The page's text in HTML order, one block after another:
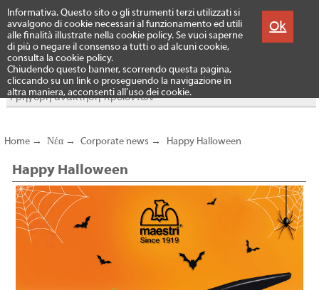
Informativa. Questo sito o gli strumenti terzi utilizzati si
avvalgono di cookie necessari al funzionamento ed utili
alle finalità illustrate nella cookie policy. Se vuoi saperne
di più o negare il consenso a tutti o ad alcuni cookie,
consulta la cookie policy.
Chiudendo questo banner, scorrendo questa pagina,
cliccando su un link o proseguendo la navigazione in
altra maniera, acconsenti all’uso dei cookie.
Ok
Menu Προϊόντα
Home→ Νέα → Corporate news → Happy Halloween
Happy Halloween